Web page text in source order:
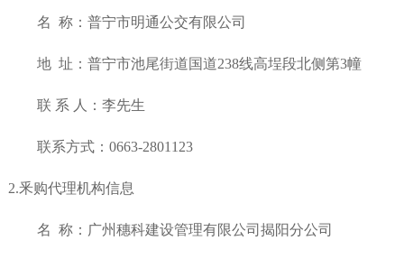
名 称： 普宁市明通公交有限公司
地址： 普宁市池尾街道国道238线高埕段北侧第3幢
联 系 人：李先生
联系方式： 0663-2801123
2.釆购代理机构信息
名 称： 广州穗科建设管理有限公司揭阳分公司